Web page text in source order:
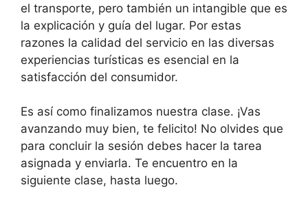
el transporte, pero también un intangible que es
la explicación y guía del lugar. Por estas
razones la calidad del servicio en las diversas
experiencias turísticas es esencial en la
satisfacción del consumidor.
Es así como finalizamos nuestra clase. ¡Vas
avanzando muy bien, te felicito! No olvides que
para concluir la sesión debes hacer la tarea
asignada y enviarla. Te encuentro en la
siguiente clase, hasta luego.